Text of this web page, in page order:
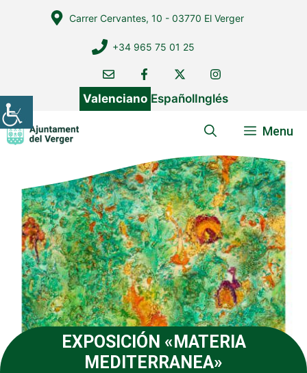
Carrer Cervantes, 10 - 03770 El Verger
+34 965 75 01 25
Valenciano EspañolInglés
Menu
EXPOSICIÓN «MATERIA
MEDITERRANEA»